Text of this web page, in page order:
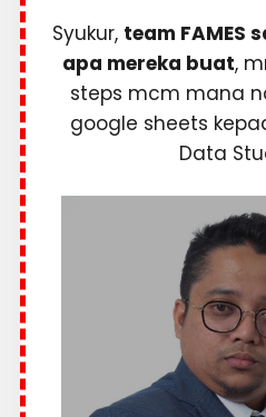
Syukur, team FAMES
apa mereka buat,
steps mcm mana
google sheets
Data